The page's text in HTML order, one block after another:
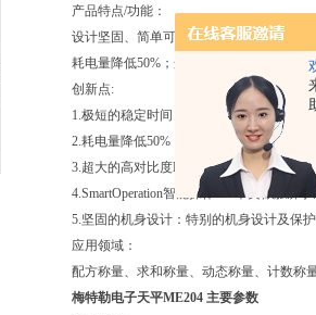
产品特点/功能：
设计坚固、简单可靠、操作高效；
耗电量降低50%；选择环境友好的安全材
创新点:
1.极短的稳定时间：快速获得准确可靠的
2.耗电量降低50%：NewClassic ME分析
3.超大的高对比度LCD显示屏：
4.SmartOperation智能操作：5个类似触屏
5.坚固的机身设计：特别的机身设计及保
应用领域：
配方称量、求和称量、动态称量、计数称
梅特勒电子天平ME204 主要参数